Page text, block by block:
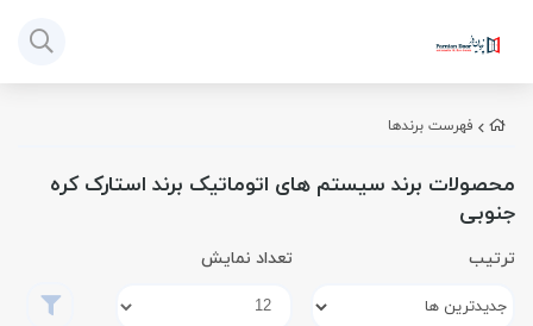
فهرست برندها
محصولات برند سیستم های اتوماتیک برند استارک کره
جنوبی
ترتیب تعداد نمایش